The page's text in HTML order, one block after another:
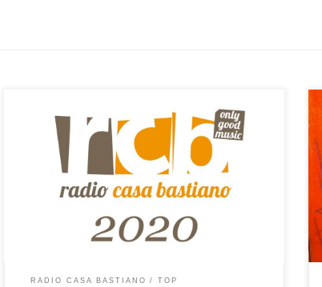
Con la pubblicazione di questa Top 25 del 2020
riprendo una bella tradizione abbandonata non so
neanche perché nel 2013 che, tramite la creazione di
una playlist smart nella libreria di Musica, mostra la lista
dei 25 brani più ascoltati a Casa Bastiano tra quelli
aggiunti nel 2020. Molti di […]
RADIO CASA BASTIANO TOP